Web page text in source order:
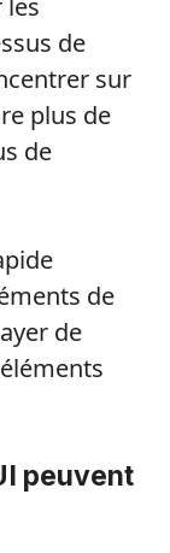
de
sur
plus de
de
de
de
peuvent